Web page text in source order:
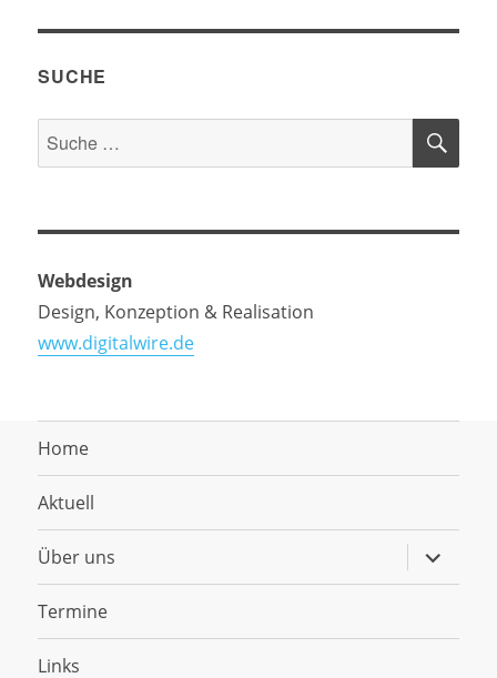
SUCHE
Suche
nach:
Webdesign
Design, Konzeption & Realisation
www.digitalwire.de
Home
Aktuell
Über uns anzeigen
Termine
Links